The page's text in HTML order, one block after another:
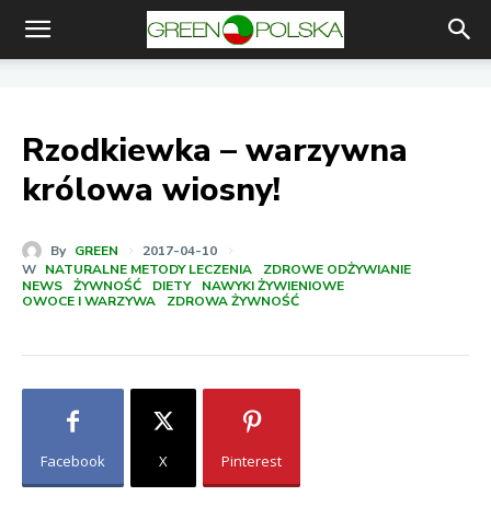
Rzodkiewka – warzywna
królowa wiosny!
By GREEN
2017-04-10
W NATURALNE METODY LECZENIA
ZDROWE ODŻYWIANIE
NEWS
ŻYWNOŚĆ DIETY
NAWYKI ŻYWIENIOWE
OWOCE I WARZYWA
ZDROWA ŻYWNOŚĆ
Facebook X Pinterest